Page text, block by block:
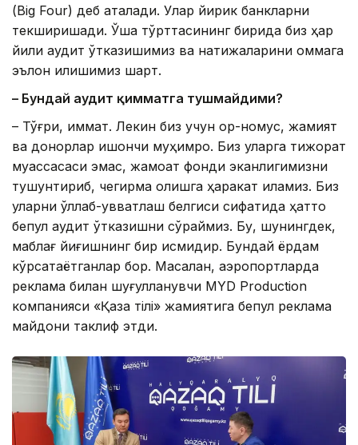
(Big Four) деб аталади. Улар йирик банкларни
текширишади. Ўша тўрттасининг бирида биз ҳар
йили аудит ўтказишимиз ва натижаларини оммага
эълон қилишимиз шарт.
– Бундай аудит қимматга тушмайдими?
– Тўғри, қиммат. Лекин биз учун ор-номус, жамият
ва донорлар ишончи муҳимроқ. Биз уларга тижорат
муассасаси эмас, жамоат фонди эканлигимизни
тушунтириб, чегирма олишга ҳаракат қиламиз. Биз
уларни қўллаб-қувватлаш белгиси сифатида ҳатто
бепул аудит ўтказишни сўраймиз. Бу, шунингдек,
маблағ йиғишнинг бир қисмидир. Бундай ёрдам
кўрсатаётганлар бор. Масалан, аэропортларда
реклама билан шуғулланувчи MYD Production
компанияси «Қазақ тілі» жамиятига бепул реклама
майдони таклиф этди.